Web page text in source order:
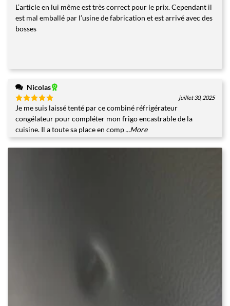
5
L’article en lui même est très correct pour le prix. Cependant il
est mal emballé par l’usine de fabrication et est arrivé avec des
bosses
Nicolas
Note5sur
juillet 30, 2025
Je me suis laissé tenté par ce combiné réfrigérateur
congélateur pour compléter mon frigo encastrable de la
cuisine. Il a toute sa place en comp...More